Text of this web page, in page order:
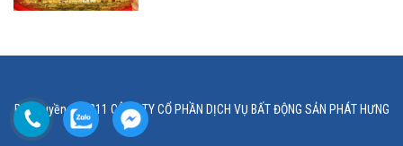
Bản quyền © 2011 CÔNG TY CỔ PHẦN DỊCH VỤ BẤT ĐỘNG SẢN PHÁT HƯNG